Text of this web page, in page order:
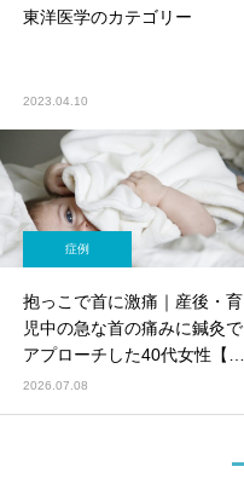
東洋医学のカテゴリー
2023.04.10
症例
抱っこで首に激痛｜産後・育
児中の急な首の痛みに鍼灸で
アプローチした40代女性【症
例】
2026.07.08